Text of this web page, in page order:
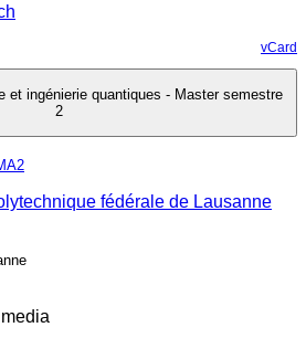
vCard
et ingénierie quantiques - Master semestre
2